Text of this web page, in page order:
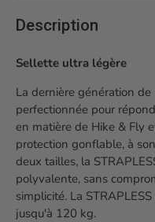
Description
Sellette ultra légère
La dernière génération
perfectionnée pour
en matière de Hike & Fly
protection gonflable, à
deux tailles, la
polyvalente, sans
simplicité. La
jusqu'à 120 kg.